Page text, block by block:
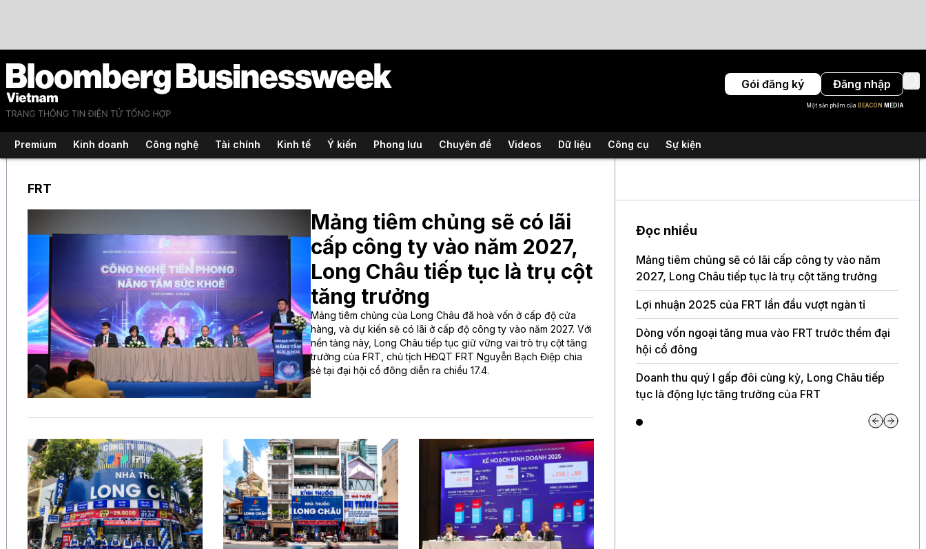
Gói đăng ký Đăng nhập
Một sản phẩm của BEACON MEDIA
Premium Kinh doanh Công nghệ Tài chính Kinh tế Ý kiến Phong lưu Chuyên đề Videos Dữ liệu Công cụ Sự kiện
FRT
Mảng tiêm chủng sẽ có lãi
cấp công ty vào năm 2027,
Long Châu tiếp tục là trụ cột
tăng trưởng
Mảng tiêm chủng của Long Châu đã hoà vốn ở cấp độ cửa
hàng, và dự kiến sẽ có lãi ở cấp độ công ty vào năm 2027. Với
nền tảng này, Long Châu tiếp tục giữ vững vai trò trụ cột tăng
trưởng của FRT, chủ tịch HĐQT FRT Nguyễn Bạch Điệp chia
sẻ tại đại hội cổ đông diễn ra chiều 17.4.
Đọc nhiều
Mảng tiêm chủng sẽ có lãi cấp công ty vào năm
2027, Long Châu tiếp tục là trụ cột tăng trưởng
Lợi nhuận 2025 của FRT lần đầu vượt ngàn tỉ
Dòng vốn ngoại tăng mua vào FRT trước thềm đại
hội cổ đông
Doanh thu quý I gấp đôi cùng kỳ, Long Châu tiếp
tục là động lực tăng trưởng của FRT